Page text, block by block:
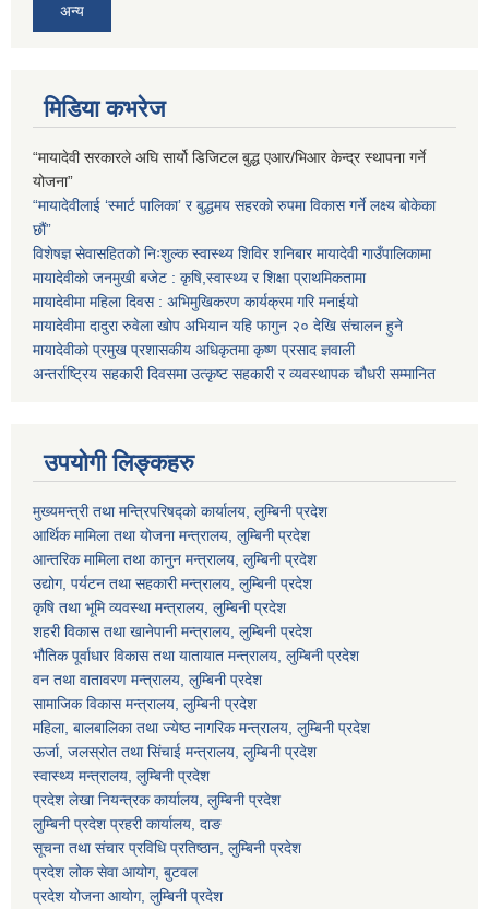
अन्य
मिडिया कभरेज
“मायादेवी सरकारले अघि सार्यो डिजिटल बुद्ध एआर/भिआर केन्द्र स्थापना गर्ने
योजना”
“मायादेवीलाई ‘स्मार्ट पालिका’ र बुद्धमय सहरको रुपमा विकास गर्ने लक्ष्य बोकेका
छौं”
विशेषज्ञ सेवासहितको निःशुल्क स्वास्थ्य शिविर शनिबार मायादेवी गाउँपालिकामा
मायादेवीको जनमुखी बजेट : कृषि,स्वास्थ्य र शिक्षा प्राथमिकतामा
मायादेवीमा महिला दिवस : अभिमुखिकरण कार्यक्रम गरि मनाईयो
मायादेवीमा दादुरा रुवेला खोप अभियान यहि फागुन २० देखि संचालन हुने
मायादेवीको प्रमुख प्रशासकीय अधिकृतमा कृष्ण प्रसाद ज्ञवाली
अन्तर्राष्ट्रिय सहकारी दिवसमा उत्कृष्ट सहकारी र व्यवस्थापक चौधरी सम्मानित
उपयोगी लिङ्कहरु
मुख्यमन्त्री तथा मन्त्रिपरिषद्को कार्यालय, लुम्बिनी प्रदेश
आर्थिक मामिला तथा योजना मन्त्रालय, लुम्बिनी प्रदेश
आन्तरिक मामिला तथा कानुन मन्त्रालय, लुम्बिनी प्रदेश
उद्योग, पर्यटन तथा सहकारी मन्त्रालय, लुम्बिनी प्रदेश
कृषि तथा भूमि व्यवस्था मन्त्रालय, लुम्बिनी प्रदेश
शहरी विकास तथा खानेपानी मन्त्रालय, लुम्बिनी प्रदेश
भौतिक पूर्वाधार विकास तथा यातायात मन्त्रालय, लुम्बिनी प्रदेश
वन तथा वातावरण मन्त्रालय, लुम्बिनी प्रदेश
सामाजिक विकास मन्त्रालय, लुम्बिनी प्रदेश
महिला, बालबालिका तथा ज्येष्ठ नागरिक मन्त्रालय, लुम्बिनी प्रदेश
ऊर्जा, जलस्रोत तथा सिंचाई मन्त्रालय, लुम्बिनी प्रदेश
स्वास्थ्य मन्त्रालय, लुम्बिनी प्रदेश
प्रदेश लेखा नियन्त्रक कार्यालय, लुम्बिनी प्रदेश
लुम्बिनी प्रदेश प्रहरी कार्यालय, दाङ
सूचना तथा संचार प्रविधि प्रतिष्ठान, लुम्बिनी प्रदेश
प्रदेश लोक सेवा आयोग, बुटवल
प्रदेश योजना आयोग, लुम्बिनी प्रदेश